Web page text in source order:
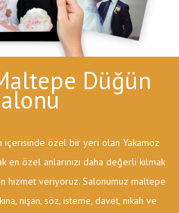
Düğün
içerisinde özel bir yeri olan Yakamoz
en özel anlarınızı daha değerli kılmak
hizmet veriyoruz. Salonumuz maltepe
nişan, söz, isteme, davet, nikah ve